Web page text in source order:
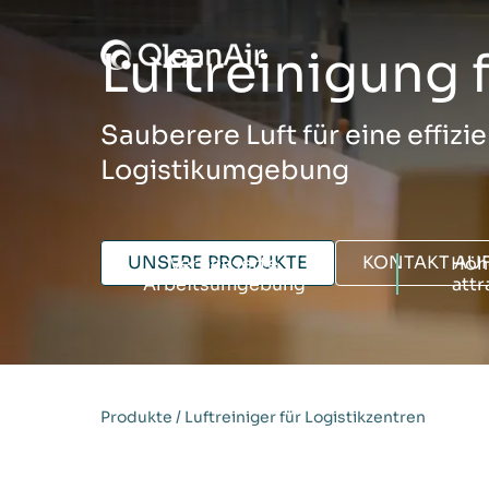
Luftreinigung
Sauberere Luft für eine
Logistikumgebung
UNSERE PRODUKTE KONTAKT
Verbesserte
Arbeitsumgebung
Produkte / Luftreiniger für Logistikzentren